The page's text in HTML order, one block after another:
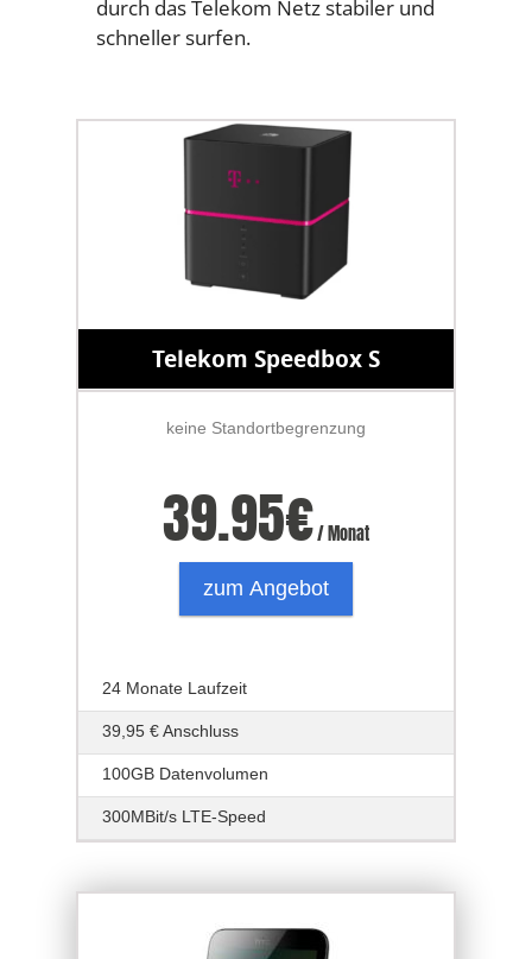
durch das Telekom Netz stabiler und
schneller surfen.
Telekom Speedbox S
keine Standortbegrenzung
39.95€/ Monat
zum Angebot
24 Monate Laufzeit
39,95 € Anschluss
100GB Datenvolumen
300MBit/s LTE-Speed